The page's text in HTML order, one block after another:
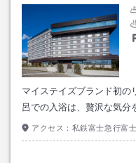
マイステイズブランド初の
呂での入浴は、贅沢な気分
アクセス： 私鉄富士急行富